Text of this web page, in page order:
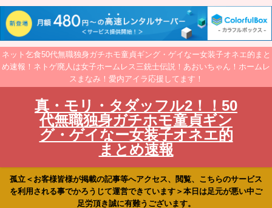
ネット乞食50代無職独身ガチホモ童貞ギング・ゲイなー女装子オネエ的まと
め速報！ネトゲ廃人は女子ホームレス三銃士伝説！あおいちゃん！ホームレ
スまなみ！愛内アイラ応援してます！
真・モリ・タダッフル2！！50
代無職独身ガチホモ童貞ギン
グ・ゲイなー女装子オネエ的
まとめ速報
孤立＜お客様皆様が掲載の記事等へアクセス、閲覧、こちらのサービス
を利用される事でかろうじて運営できています＞本日は足元が悪い中ご
足労頂き誠に有難うございます。